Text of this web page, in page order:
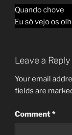
Quando chove
Eu só vejo os
Leave a Reply
Your email
fields are
Comment*